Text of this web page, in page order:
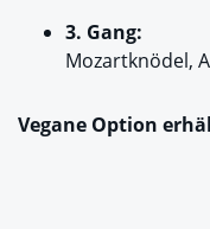
3. Gang:
Mozartknödel,
Vegane Option